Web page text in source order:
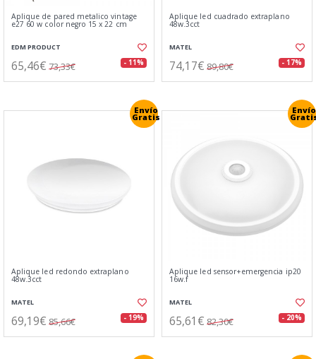
Aplique de pared metalico vintage
e27 60 w color negro 15 x 22 cm
EDM PRODUCT
65,46€ 73,33€ - 11%
Aplique led cuadrado extraplano
48w.3cct
MATEL
74,17€ 89,80€ - 17%
Envío
Gratis
Aplique led redondo extraplano
48w.3cct
MATEL
69,19€ 85,66€ - 19%
Envío
Aplique led sensor+emergencia ip20
16w.f
MATEL
65,61€ 82,30€ - 20%